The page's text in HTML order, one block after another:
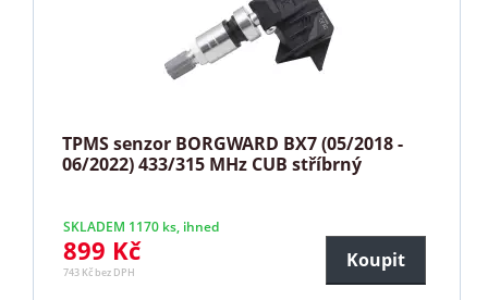
TPMS senzor BORGWARD BX7 (05/2018 -
06/2022) 433/315 MHz CUB stříbrný
SKLADEM 1170 ks, ihned
899 Kč
743 Kč bez DPH
Koupit